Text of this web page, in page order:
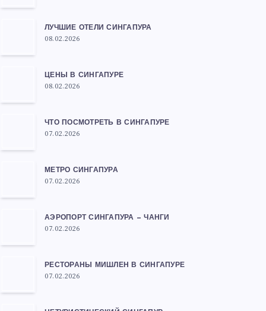
ЛУЧШИЕ ОТЕЛИ СИНГАПУРА
08.02.2026
ЦЕНЫ В СИНГАПУРЕ
08.02.2026
ЧТО ПОСМОТРЕТЬ В СИНГАПУРЕ
07.02.2026
МЕТРО СИНГАПУРА
07.02.2026
АЭРОПОРТ СИНГАПУРА — ЧАНГИ
07.02.2026
РЕСТОРАНЫ МИШЛЕН В СИНГАПУРЕ
07.02.2026